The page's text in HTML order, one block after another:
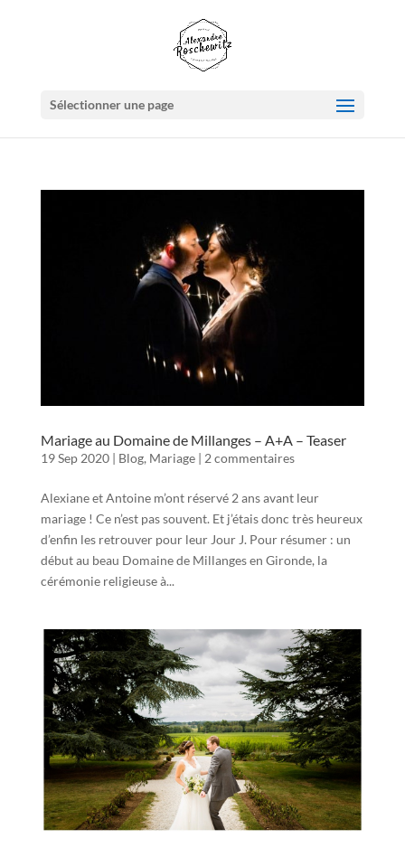
Sélectionner une page
Mariage au Domaine de Millanges – A+A – Teaser
19 Sep 2020| Blog, Mariage| 2 commentaires
Alexiane et Antoine m’ont réservé 2 ans avant leur
mariage ! Ce n’est pas souvent. Et j’étais donc très heureux
d’enfin les retrouver pour leur Jour J. Pour résumer : un
début au beau Domaine de Millanges en Gironde, la
cérémonie religieuse à...